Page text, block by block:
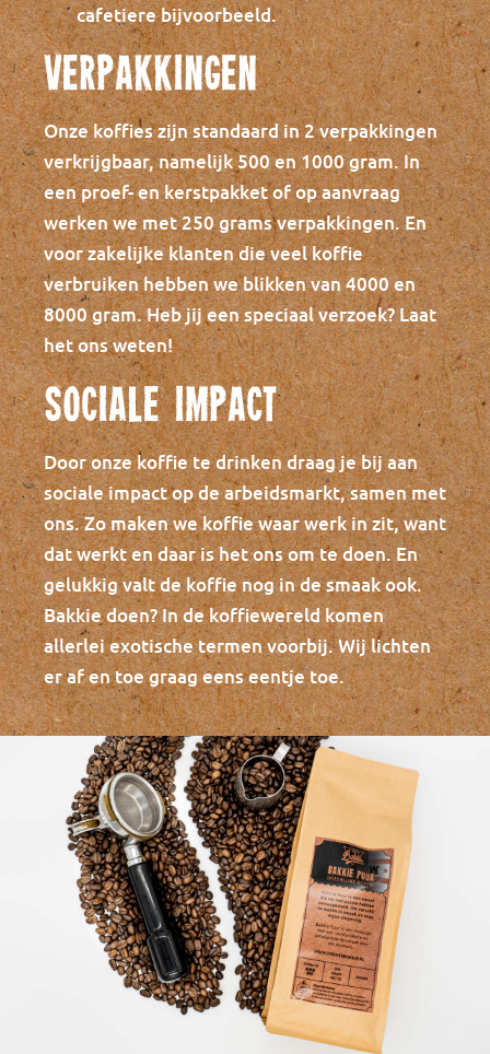
cafetiere bijvoorbeeld.
Verpakkingen
Onze koffies zijn standaard in 2 verpakkingen
verkrijgbaar, namelijk 500 en 1000 gram. In
een proef- en kerstpakket of op aanvraag
werken we met 250 grams verpakkingen. En
voor zakelijke klanten die veel koffie
verbruiken hebben we blikken van 4000 en
8000 gram. Heb jij een speciaal verzoek? Laat
het ons weten!
Sociale impact
Door onze koffie te drinken draag je bij aan
sociale impact op de arbeidsmarkt, samen met
ons. Zo maken we koffie waar werk in zit, want
dat werkt en daar is het ons om te doen. En
gelukkig valt de koffie nog in de smaak ook.
Bakkie doen? In de koffiewereld komen
allerlei exotische termen voorbij. Wij lichten
er af en toe graag eens eentje toe.